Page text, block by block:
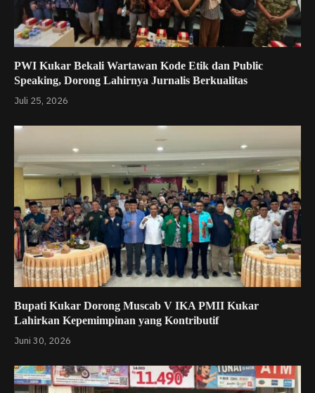
PWI Kukar Bekali Wartawan Kode Etik dan Public
Speaking, Dorong Lahirnya Jurnalis Berkualitas
Juli 25, 2026
Bupati Kukar Dorong Muscab V IKA PMII Kukar
Lahirkan Kepemimpinan yang Kontributif
Juni 30, 2026